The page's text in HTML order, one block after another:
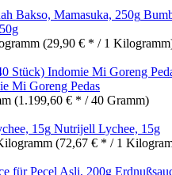
(29,90 € * / 1
Mi Goreng Pedas
(1.199,60 € * / 40 Gramm)
Nutrijell Lychee, 15g
(72,67 € * / 1